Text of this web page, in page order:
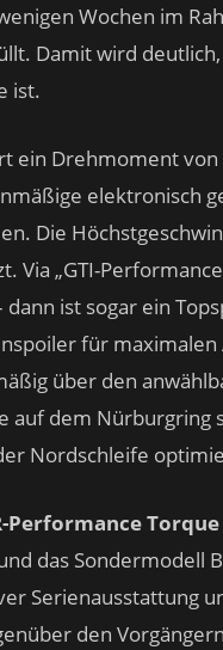
Wochen im
Damit wird
ist.
ein Drehmoment
elektronisch
Die
Via „GTI-
ist sogar ein
für
über den
auf dem
Nordschleife
Performance
das
Serienausstattung
den